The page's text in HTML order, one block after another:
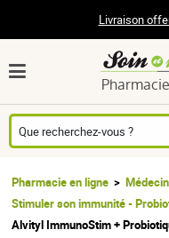
Livraison
Pharmacie en ligne
Stimuler son immunité -
Alvityl ImmunoStim +